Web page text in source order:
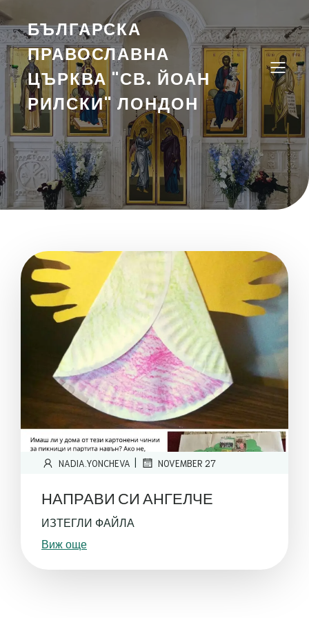
БЪЛГАРСКА
ПРАВОСЛАВНА
ЦЪРКВА "СВ. ЙОАН
РИЛСКИ" ЛОНДОН
NADIA.YONCHEVA | NOVEMBER 27
НАПРАВИ СИ АНГЕЛЧЕ
ИЗТЕГЛИ ФАЙЛА
Виж още